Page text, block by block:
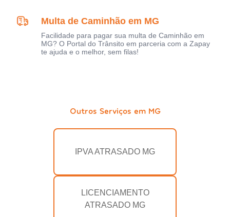
Multa de Caminhão em MG
Facilidade para pagar sua multa de Caminhão em
MG? O Portal do Trânsito em parceria com a Zapay
te ajuda e o melhor, sem filas!
Outros Serviços em MG
IPVA ATRASADO MG
LICENCIAMENTO
ATRASADO MG